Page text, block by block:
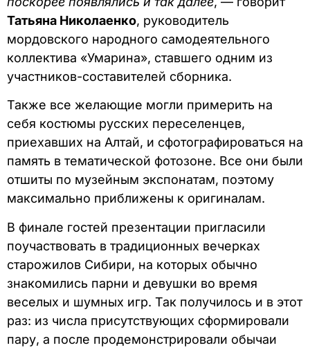
Татьяна Николаенко, руководитель
мордовского народного самодеятельного
коллектива «Умарина», ставшего одним из
участников-составителей сборника.
Также все желающие могли примерить на
себя костюмы русских переселенцев,
приехавших на Алтай, и сфотографироваться на
память в тематической фотозоне. Все они были
отшиты по музейным экспонатам, поэтому
максимально приближены к оригиналам.
В финале гостей презентации пригласили
поучаствовать в традиционных вечерках
старожилов Сибири, на которых обычно
знакомились парни и девушки во время
веселых и шумных игр. Так получилось и в этот
раз: из числа присутствующих сформировали
пару, а после продемонстрировали обычаи